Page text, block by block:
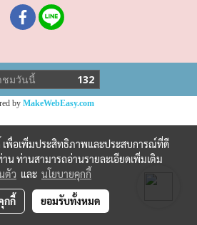
ชมวันนี้ 132
by MakeWebEasy.com
เพื่อเพิ่มประสิทธิภาพและประสบการณ์ที่ดี
าน ท่านสามารถอ่านรายละเอียดเพิ่มเติม
ตัว และ นโยบายคุกกี้
กกี้ ยอมรับทั้งหมด